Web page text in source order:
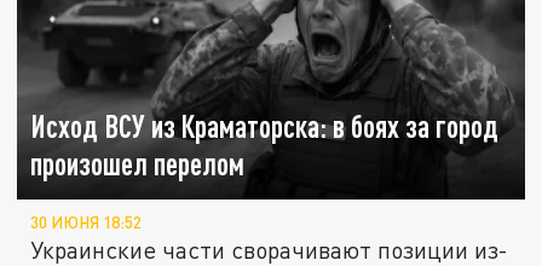
Исход ВСУ из Краматорска: в боях за город
произошел перелом
30 ИЮНЯ 18:52
Украинские части сворачивают позиции из-